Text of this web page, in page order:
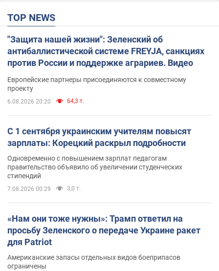
TOP NEWS
"Защита нашей жизни": Зеленский об
антибаллистической системе FREYJA, санкциях
против России и поддержке аграриев. Видео
Европейские партнеры присоединяются к совместному
проекту
6.08.2026 20:20 64,3 т.
С 1 сентября украинским учителям повысят
зарплаты: Корецкий раскрыл подробности
Одновременно с повышением зарплат педагогам
правительство объявило об увеличении студенческих
стипендий
7.08.2026 00:29 3,0 т.
«Нам они тоже нужны»: Трамп ответил на
просьбу Зеленского о передаче Украине ракет
для Patriot
Американские запасы отдельных видов боеприпасов
ограничены